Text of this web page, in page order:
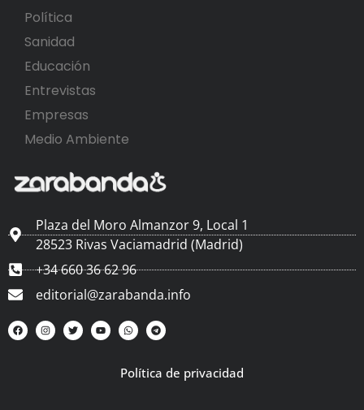
Política
Sanidad
Educación
Entrevistas
Empresas
Medio Ambiente
Plaza del Moro Almanzor 9, Local 1
28523 Rivas Vaciamadrid (Madrid)
+34 660 36 62 96
editorial@zarabanda.info
Política de privacidad